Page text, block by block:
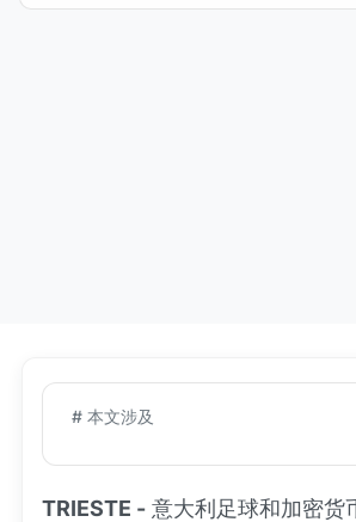
# 本文涉及
TRIESTE - 意大利足球和加密货